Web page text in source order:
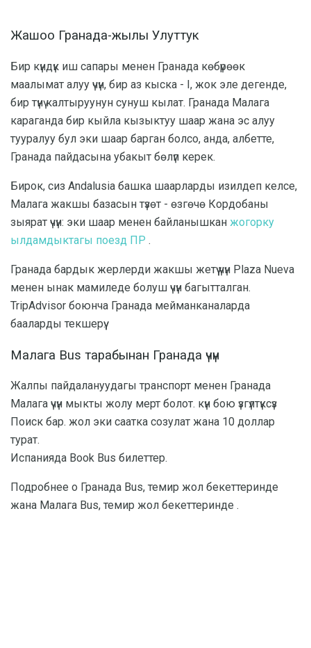
Жашоо Гранада-жылы Улуттук
Бир күндүк иш сапары менен Гранада көбүрөөк
маалымат алуу үчүн, бир аз кыска - I, жок эле дегенде,
бир түнү калтыруунун сунуш кылат. Гранада Малага
караганда бир кыйла кызыктуу шаар жана эс алуу
тууралуу бул эки шаар барган болсо, анда, албетте,
Гранада пайдасына убакыт бөлүп керек.
Бирок, сиз Andalusia башка шаарларды изилдеп келсе,
Малага жакшы базасын түзөт - өзгөчө Кордобаны
зыярат үчүн: эки шаар менен байланышкан жогорку
ылдамдыктагы поезд ПР .
Гранада бардык жерлерди жакшы жетүү үчүн Plaza Nueva
менен ынак мамиледе болуш үчүн багытталган.
TripAdvisor боюнча Гранада мейманканаларда
бааларды текшерүү.
Малага Bus тарабынан Гранада үчүн
Жалпы пайдалануудагы транспорт менен Гранада
Малага үчүн мыкты жолу мерт болот. күн бою үзгүлтүксүз
Поиск бар. жол эки саатка созулат жана 10 доллар
турат.
Испанияда Book Bus билеттер.
Подробнее о Гранада Bus, темир жол бекеттеринде
жана Малага Bus, темир жол бекеттеринде .